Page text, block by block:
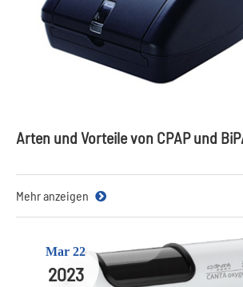
Arten und Vorteile von CPAP und
Mehr anzeigen
Mar 22
2023